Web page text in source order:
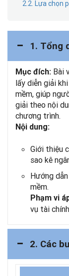
2.2. Lựa chọn
1. Tổng
Mục đích: Bài
lấy diễn giải
mềm, giúp
giải theo nội
chương trình.
Nội dung:
Giới thiệu
sao kê
Hướng
mềm.
Phạm vi
vụ tài chính
2. Các